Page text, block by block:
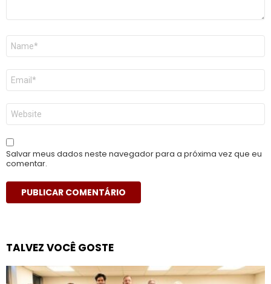
Nome
E-
mail
*
Site
Salvar meus dados neste navegador para a próxima vez que eu
comentar.
TALVEZ VOCÊ GOSTE